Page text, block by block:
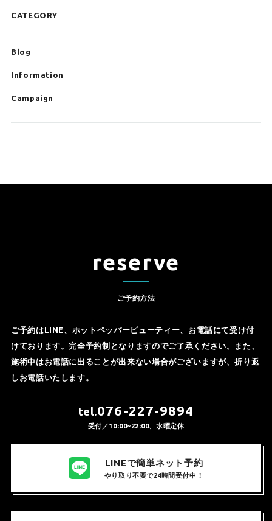
CATEGORY
Blog
Information
Campaign
reserve
ご予約方法
ご予約はLINE、ホットペッパービューティー、お電話にて受け付
けております。完全予約制となりますのでご了承ください。また、
施術中はお電話に出ることが出来ない場合がございますが、折り返
しお電話いたします。
tel.076-227-9894
受付／10:00~22:00、水曜定休
LINEで簡単ネット予約
やり取り不要で24時間受付中！